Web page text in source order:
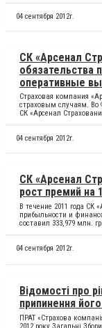
04 сентября 2012г.
СК «Арсенал
обязательства
оперативные
Страховая компания
страховым случаям. Во
СК «Арсенал
04 сентября 2012г.
СК «Арсенал
рост премий на
В течение 2011 года СК
прибыльности и
составил 333,979 млн.
04 сентября 2012г.
Відомості про
припинення
ПРАТ «Страхова